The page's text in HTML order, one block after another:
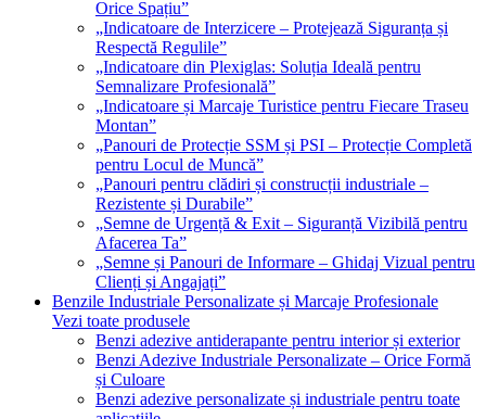
Orice Spațiu”
„Indicatoare de Interzicere – Protejează Siguranța și
Respectă Regulile”
„Indicatoare din Plexiglas: Soluția Ideală pentru
Semnalizare Profesională”
„Indicatoare și Marcaje Turistice pentru Fiecare Traseu
Montan”
„Panouri de Protecție SSM și PSI – Protecție Completă
pentru Locul de Muncă”
„Panouri pentru clădiri și construcții industriale –
Rezistente și Durabile”
„Semne de Urgență & Exit – Siguranță Vizibilă pentru
Afacerea Ta”
„Semne și Panouri de Informare – Ghidaj Vizual pentru
Clienți și Angajați”
Benzile Industriale Personalizate și Marcaje Profesionale
Vezi toate produsele
Benzi adezive antiderapante pentru interior și exterior
Benzi Adezive Industriale Personalizate – Orice Formă
și Culoare
Benzi adezive personalizate și industriale pentru toate